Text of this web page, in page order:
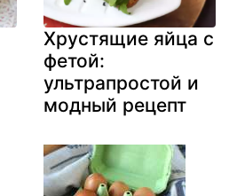
Хрустящие яйца с
фетой:
ультрапростой и
модный рецепт